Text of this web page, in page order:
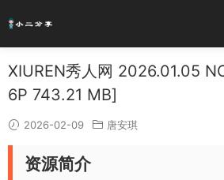
XIUREN秀人网 2026.01.05
6P 743.21 MB]
2026-02-09 唐安琪
资源简介